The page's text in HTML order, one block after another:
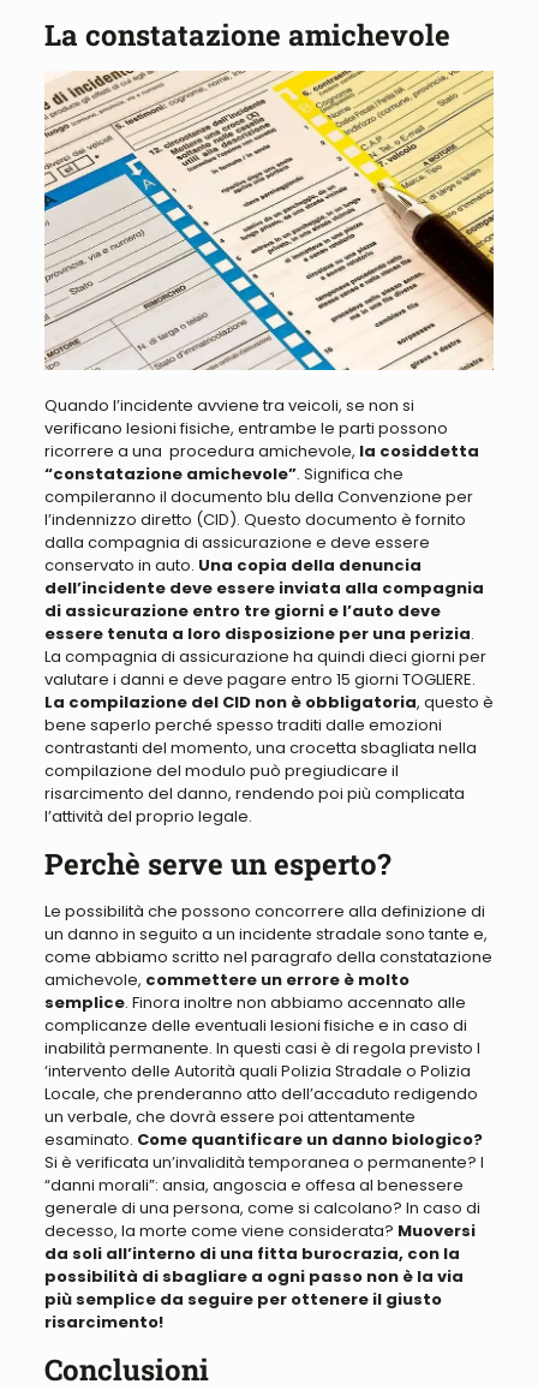
La constatazione amichevole
Quando l’incidente avvienetra veicoli, se non si
verificano lesioni fisiche, entrambe le parti possono
ricorrere a una procedura amichevole, la cosiddetta
“constatazione amichevole”. Significa che
compileranno il documento blu della Convenzione per
l’indennizzo diretto (CID). Questo documento è fornito
dalla compagnia di assicurazione e deve essere
conservato in auto. Una copia della denuncia
dell’incidente deve essere inviata alla compagnia
di assicurazione entro tre giorni e l’auto deve
essere tenuta a loro disposizione per una perizia.
La compagnia di assicurazione ha quindi dieci giorni per
valutare i danni e deve pagare entro 15 giorni TOGLIERE.
La compilazione del CID non è obbligatoria, questo è
bene saperlo perché spesso traditi dalle emozioni
contrastanti del momento, una crocetta sbagliata nella
compilazione del modulo può pregiudicare il
risarcimento del danno, rendendo poi più complicata
l’attività del proprio legale.
Perchè serve un esperto?
Le possibilità che possono concorrere alla definizione di
un danno in seguito a un incidente stradale sono tante e,
come abbiamo scritto nel paragrafo della constatazione
amichevole, commettere un errore è molto
semplice. Finora inoltre non abbiamo accennato alle
complicanze delle eventuali lesioni fisiche e in caso di
inabilità permanente. In questi casi è di regola previsto l
‘intervento delle Autorità quali Polizia Stradale o Polizia
Locale, che prenderanno atto dell’accaduto redigendo
un verbale, che dovrà essere poi attentamente
esaminato. Come quantificare un danno biologico?
Si è verificata un’invalidità temporanea o permanente? I
“danni morali”: ansia, angoscia e offesa al benessere
generale di una persona, come si calcolano? In caso di
decesso, la morte come viene considerata? Muoversi
da soliall’interno di una fitta burocrazia, con la
possibilità di sbagliare a ogni passo non è la via
più semplice da seguire per ottenere il giusto
risarcimento!
Conclusioni